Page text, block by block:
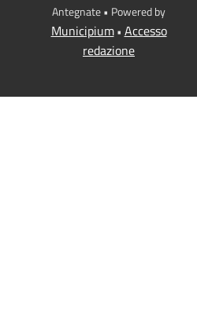
Antegnate • Powered by
Municipium• Accesso
redazione